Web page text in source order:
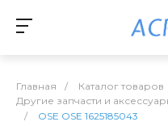
Главная / Каталог товаров
Другие запчасти и
/
OSE OSE 1625185043